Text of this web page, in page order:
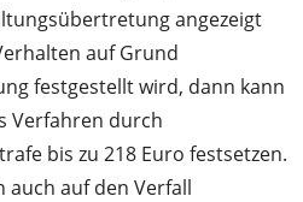
angezeigt
auf Grund
festgestellt wird, dann kann
Verfahren durch
bis zu 218 Euro festsetzen.
auch auf den Verfall